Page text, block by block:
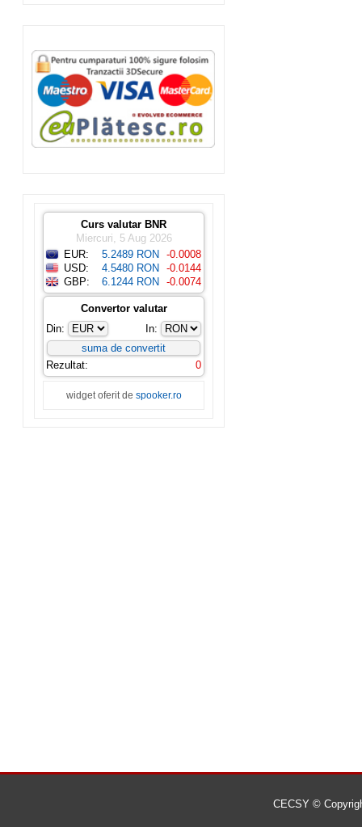
Curs valutar BNR
Miercuri, 5 Aug 2026
EUR:
5.2489 RON
-0.0008
USD:
4.5480 RON
-0.0144
GBP:
6.1244 RON -0.0074
Convertor valutar
Din:
In:
Rezultat: 0
widget oferit de spooker.ro
CECSY ©